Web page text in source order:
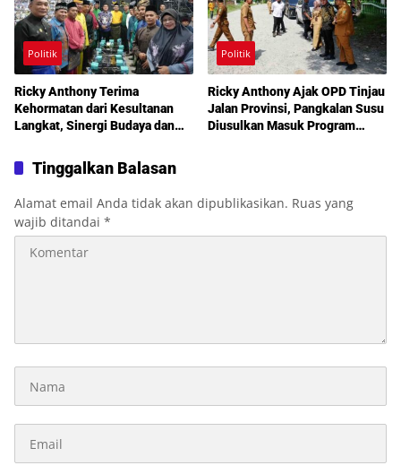
Politik
Ricky Anthony Terima
Kehormatan dari Kesultanan
Langkat, Sinergi Budaya dan
Diperkuat
Politik
Ricky Anthony Ajak OPD Tinjau
Jalan Provinsi, Pangkalan Susu
Diusulkan Masuk Program
Tinggalkan Balasan
Alamat email Anda tidak akan dipublikasikan. Ruas yang
wajib ditandai *